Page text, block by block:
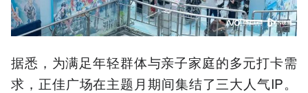
据悉，为满足年轻群体与亲子家庭的多元打卡需
求，正佳广场在主题月期间集结了三大人气IP。